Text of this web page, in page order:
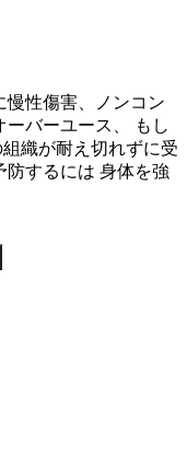
慢性傷害、ノンコン
ーバーユース、 もし
織が耐え切れずに受
防するには 身体を強